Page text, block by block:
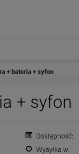
+ bateria + syfon
+ syfon
Dostępność:
Wysyłka w: